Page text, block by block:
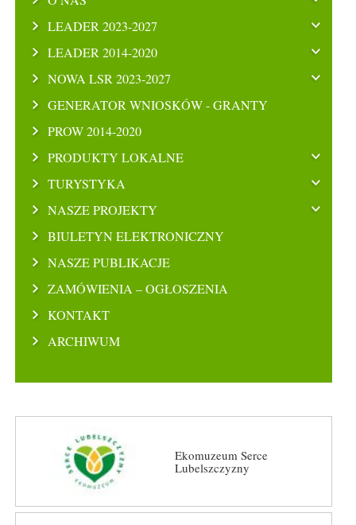
LEADER 2023-2027
LEADER 2014-2020
NOWA LSR 2023-2027
GENERATOR WNIOSKÓW - GRANTY
PROW 2014-2020
PRODUKTY LOKALNE
TURYSTYKA
NASZE PROJEKTY
BIULETYN ELEKTRONICZNY
NASZE PUBLIKACJE
ZAMÓWIENIA – OGŁOSZENIA
KONTAKT
ARCHIWUM
Ekomuzeum Serce
Lubelszczyzny